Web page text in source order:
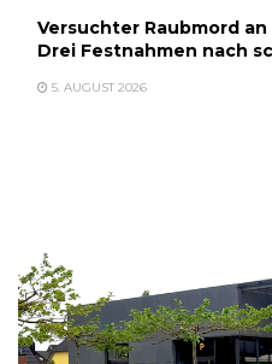
Versuchter Raubmord
Drei Festnahmen nach
5. AUGUST 2026